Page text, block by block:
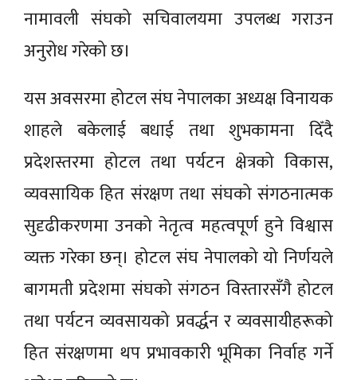
नामावली संघको सचिवालयमा उपलब्ध गराउन
अनुरोध गरेको छ।
यस अवसरमा होटल संघ नेपालका अध्यक्ष विनायक
शाहले बकेलाई बधाई तथा शुभकामना दिँदै
प्रदेशस्तरमा होटल तथा पर्यटन क्षेत्रको विकास,
व्यवसायिक हित संरक्षण तथा संघको संगठनात्मक
सुदृढीकरणमा उनको नेतृत्व महत्वपूर्ण हुने विश्वास
व्यक्त गरेका छन्। होटल संघ नेपालको यो निर्णयले
बागमती प्रदेशमा संघको संगठन विस्तारसँगै होटल
तथा पर्यटन व्यवसायको प्रवर्द्धन र व्यवसायीहरूको
हित संरक्षणमा थप प्रभावकारी भूमिका निर्वाह गर्ने